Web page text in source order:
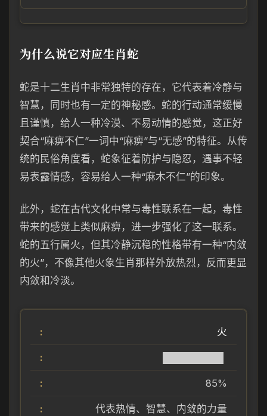
为什么说它对应生肖蛇
蛇是十二生肖中非常独特的存在，它代表着冷静与
智慧，同时也有一定的神秘感。蛇的行动通常缓慢
且谨慎，给人一种冷漠、不易动情的感觉，这正好
契合“麻痹不仁”一词中“麻痹”与“无感”的特征。从传
统的民俗角度看，蛇象征着防护与隐忍，遇事不轻
易表露情感，容易给人一种“麻木不仁”的印象。
此外，蛇在古代文化中常与毒性联系在一起，毒性
带来的感觉上类似麻痹，进一步强化了这一联系。
蛇的五行属火，但其冷静沉稳的性格带有一种“内敛
的火”，不像其他火象生肖那样外放热烈，反而更显
内敛和冷淡。
火
85%
代表热情、智慧、内敛的力量